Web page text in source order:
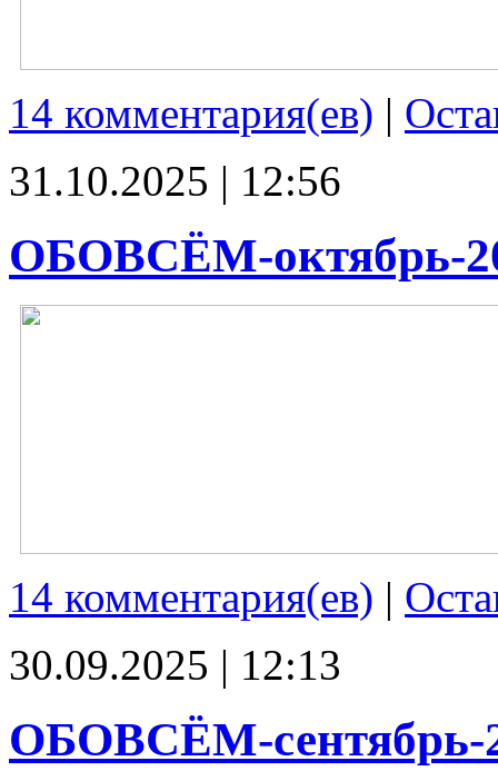
14 комментария(ев) |
31.10.2025 | 12:56
ОБОВСЁМ-октябрь-
14 комментария(ев) |
30.09.2025 | 12:13
ОБОВСЁМ-сентябрь-